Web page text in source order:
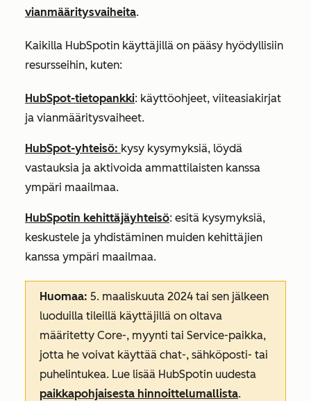
vianmääritysvaiheita.
Kaikilla HubSpotin käyttäjillä on pääsy hyödyllisiin
resursseihin, kuten:
HubSpot-tietopankki: käyttöohjeet, viiteasiakirjat
ja vianmääritysvaiheet.
HubSpot-yhteisö: kysy kysymyksiä, löydä
vastauksia ja aktivoida ammattilaisten kanssa
ympäri maailmaa.
HubSpotin kehittäjäyhteisö: esitä kysymyksiä,
keskustele ja yhdistäminen muiden kehittäjien
kanssa ympäri maailmaa.
Huomaa: 5. maaliskuuta 2024 tai sen jälkeen
luoduilla tileillä käyttäjillä on oltava
määritetty Core-, myynti tai Service-paikka,
jotta he voivat käyttää chat-, sähköposti- tai
puhelintukea. Lue lisää HubSpotin uudesta
paikkapohjaisesta hinnoittelumallista.